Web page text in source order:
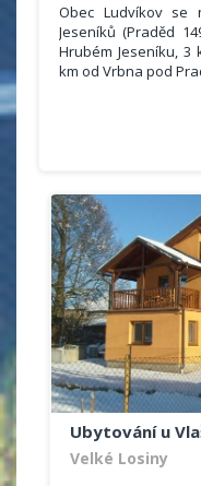
Obec Ludvíkov se
Jeseníků (Praděd
Hrubém Jeseníku,
km od Vrbna pod
Chata u Sovy
okres Bruntál.
Ubytování u
Velké Losiny